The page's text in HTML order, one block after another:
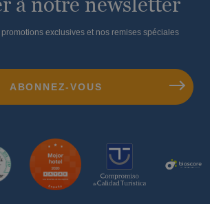
de magie plein de fantaisie, tout
exclusives et nos remises spéciales